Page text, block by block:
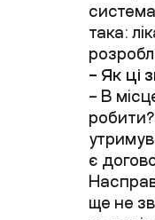
така:
– Як ці
– В
є
ще не